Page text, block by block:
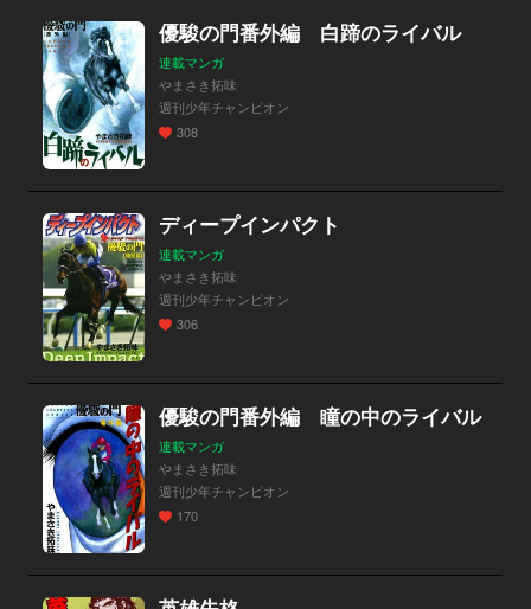
優駿の門番外編 白蹄のライバル
連載マンガ
やまさき拓味
週刊少年チャンピオン
308
ディープインパクト
連載マンガ
やまさき拓味
週刊少年チャンピオン
306
優駿の門番外編 瞳の中のライバル
連載マンガ
やまさき拓味
週刊少年チャンピオン
170